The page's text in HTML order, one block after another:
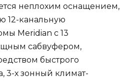
неплохим оснащением,
12-канальную
Meridian с 13
сабвуфером,
быстрого
3-х зонный климат-